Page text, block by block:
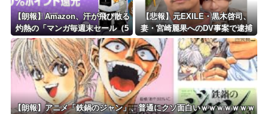
【朗報】Amazon、汗が飛び散る
灼熱の「マンガ毎週末セール（5
0%還元）」を開催ｗｗｗｗｗｗ
ｗｗｗｗ
【悲報】元EXILE・黒木啓司、
妻・宮崎麗果へのDV事案で逮捕
されていた！宮崎は全身打撲、頭
部裂傷及び打撲、頸部損傷・・・
【朗報】アニメ「鉄鍋のジャン」、普通にクソ面白いｗｗｗｗｗｗｗ